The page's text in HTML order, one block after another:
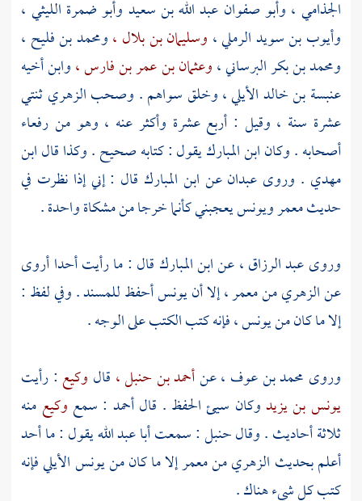
الجذامي ، وأبو صفوان عبد الله بن سعيد وأبو ضمرة الليثي ،
وأيوب بن سويد الرملي ، وسليمان بن بلال ،ومحمد بن فليح ،
ومحمد بن بكر البرساني ،وعثمان بن عمر بن فارس ،وابن أخيه
عنبسة بن خالد الأيلي ،وخلق سواهم . وصحبالزهريثنتي
عشرة سنة ، وقيل : أربع عشرة وأكثر عنه ، وهو من رفعاء
أصحابه . وكانابن المباركيقول : كتابه صحيح . وكذا قالابن
مهدي . وروى عبدانعن ابن المبارك قال : إني إذا نظرت في
حديثمعمرويونسيعجبني كأنما خرجا من مشكاة واحدة .
وروىعبد الرزاق ،عنابن المبارك قال : ما رأيت أحدا أروى
عنالزهريمنمعمر ،إلا أنيونسأحفظ للمسند . وفي لفظ :
إلا ما كان منيونس ،فإنه كتب الكتب على الوجه .
وروى محمد بن عوف ،عنأحمد بن حنبل ، قال وكيع : رأيت
يونس بن يزيدوكان سيئ الحفظ . قالأحمد : سمع وكيع منه
ثلاثة أحاديث . وقالحنبل: سمعت أباعبد اللهيقول : ما أحد
أعلم بحديث الزهريمنمعمرإلا ما كان منيونس الأيليفإنه
كتب كل شيء هناك .